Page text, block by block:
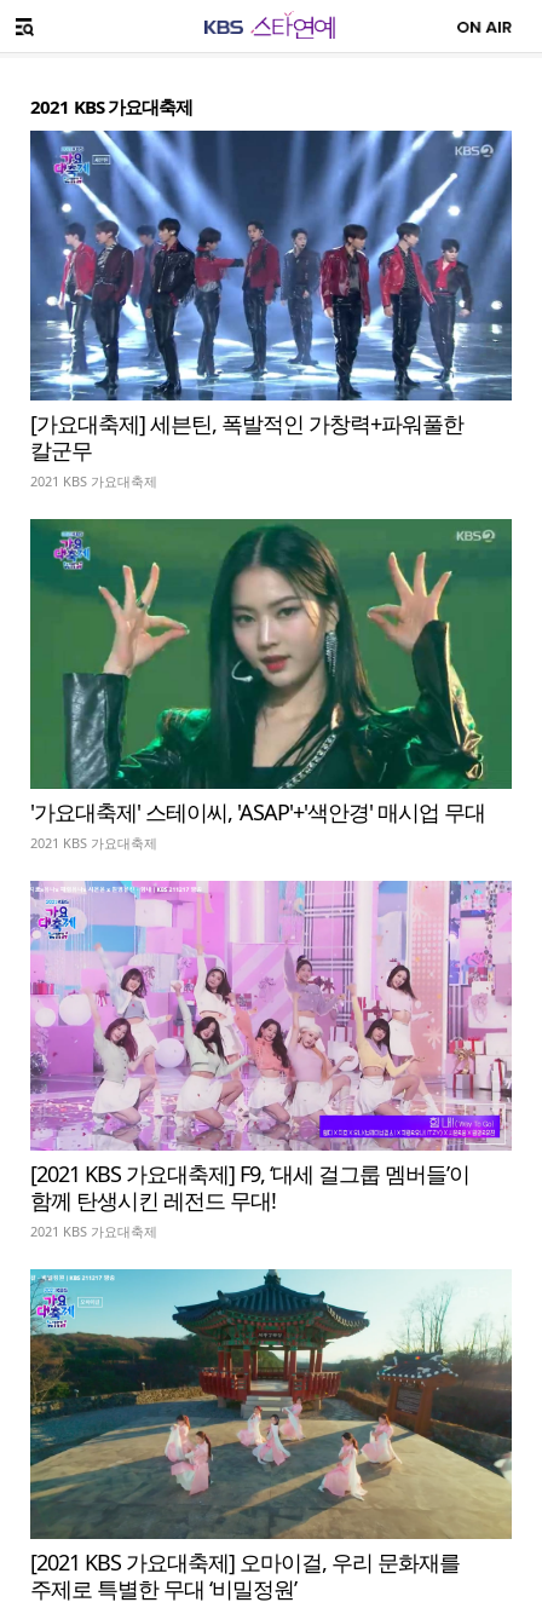
메뉴 열기
2021 KBS 가요대축제
[가요대축제] 세븐틴, 폭발적인 가창력+파워풀한
칼군무
2021 KBS 가요대축제
'가요대축제' 스테이씨, 'ASAP'+'색안경' 매시업 무대
2021 KBS 가요대축제
[2021 KBS 가요대축제] F9, ‘대세 걸그룹 멤버들’이
함께 탄생시킨 레전드 무대!
2021 KBS 가요대축제
[2021 KBS 가요대축제] 오마이걸, 우리 문화재를
주제로 특별한 무대 ‘비밀정원’